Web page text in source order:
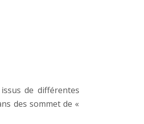
de différentes
des sommet de «